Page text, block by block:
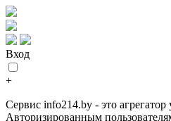
Вход
+
Сервис info214.by - это
Авторизированным